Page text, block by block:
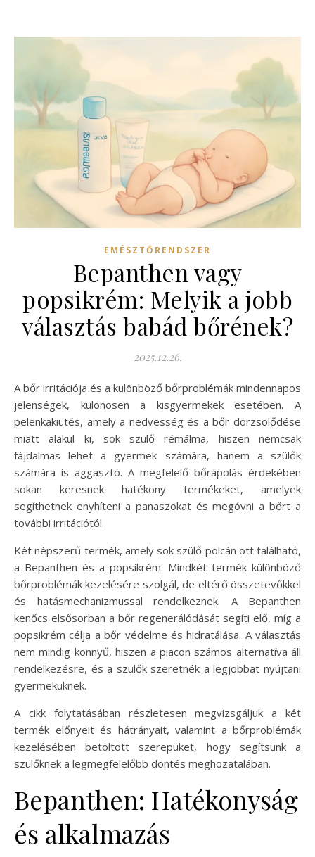
EMÉSZTŐRENDSZER
Bepanthen vagy
popsikrém: Melyik a jobb
választás babád bőrének?
2025.12.26.
A bőr irritációja és a különböző bőrproblémák mindennapos
jelenségek, különösen a kisgyermekek esetében. A
pelenkakiütés, amely a nedvesség és a bőr dörzsölődése
miatt alakul ki, sok szülő rémálma, hiszen nemcsak
fájdalmas lehet a gyermek számára, hanem a szülők
számára is aggasztó. A megfelelő bőrápolás érdekében
sokan keresnek hatékony termékeket, amelyek
segíthetnek enyhíteni a panaszokat és megóvni a bőrt a
további irritációtól.
Két népszerű termék, amely sok szülő polcán ott található,
a Bepanthen és a popsikrém. Mindkét termék különböző
bőrproblémák kezelésére szolgál, de eltérő összetevőkkel
és hatásmechanizmussal rendelkeznek. A Bepanthen
kenőcs elsősorban a bőr regenerálódását segíti elő, míg a
popsikrém célja a bőr védelme és hidratálása. A választás
nem mindig könnyű, hiszen a piacon számos alternatíva áll
rendelkezésre, és a szülők szeretnék a legjobbat nyújtani
gyermeküknek.
A cikk folytatásában részletesen megvizsgáljuk a két
termék előnyeit és hátrányait, valamint a bőrproblémák
kezelésében betöltött szerepüket, hogy segítsünk a
szülőknek a legmegfelelőbb döntés meghozatalában.
Bepanthen: Hatékonyság
és alkalmazás